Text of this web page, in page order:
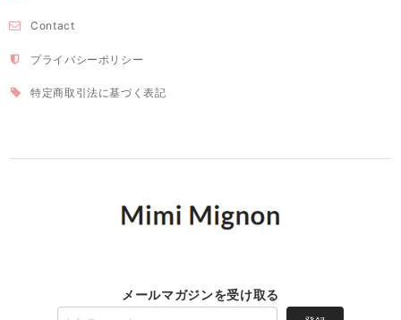
Contact
プライバシーポリシー
特定商取引法に基づく表記
メールマガジンを受け取る